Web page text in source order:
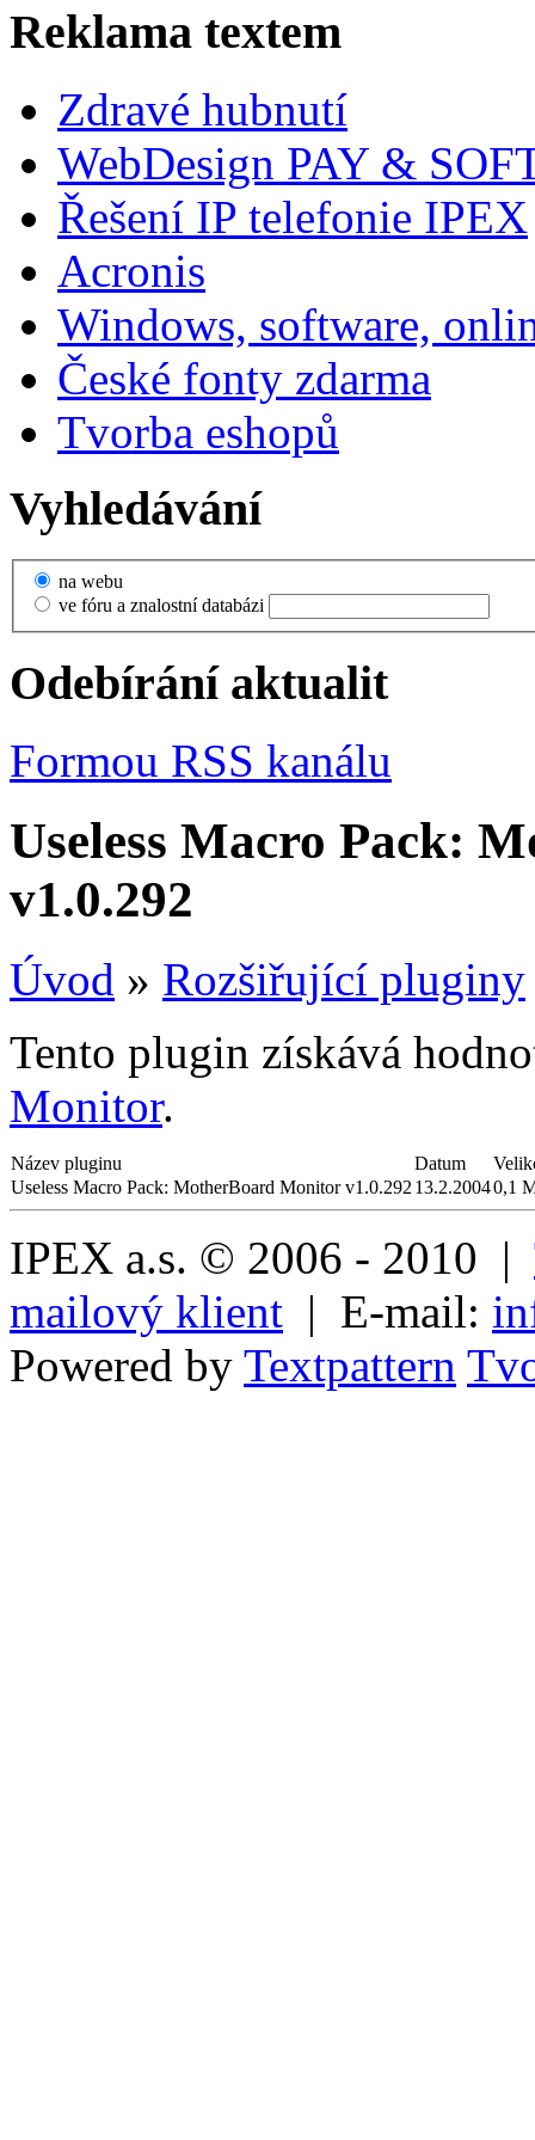
Reklama textem
Zdravé hubnutí
WebDesign PAY &
Řešení IP telefonie IPEX
Acronis
Windows, software,
České fonty zdarma
Tvorba eshopů
Vyhledávání
na webu
ve fóru a znalostní databázi
Odebírání aktualit
Formou RSS kanálu
Useless Macro Pack:
v1.0.292
Úvod » Rozšiřující pluginy
Tento plugin získává
Monitor.
Název pluginu Datum
Useless Macro Pack: MotherBoard Monitor v1.0.292 13.2.20040,1
IPEX a.s. © 2006 - 2010 |
mailový klient | E-mail:
Powered by Textpattern